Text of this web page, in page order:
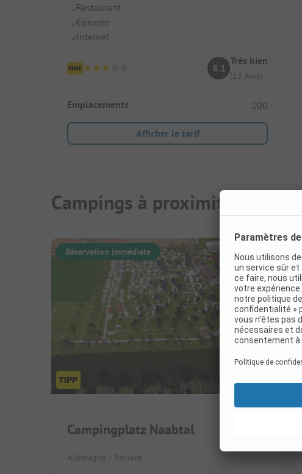
Restaurant
Épicerie
Internet
8.1
Très bien
(23 Avis)
Emplacements 100
Afficher le tarif
Campings à proximité
Réservation immédiate
Campingplatz Naabtal
Allemagne / Bavière